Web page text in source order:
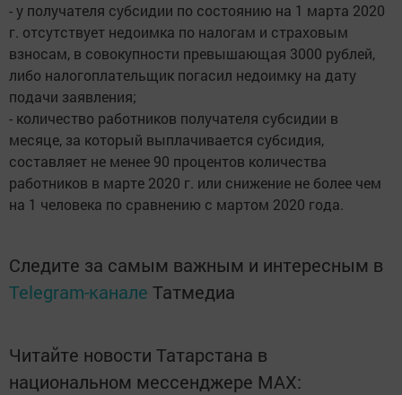
- у получателя субсидии по состоянию на 1 марта 2020
г. отсутствует недоимка по налогам и страховым
взносам, в совокупности превышающая 3000 рублей,
либо налогоплательщик погасил недоимку на дату
подачи заявления;
- количество работников получателя субсидии в
месяце, за который выплачивается субсидия,
составляет не менее 90 процентов количества
работников в марте 2020 г. или снижение не более чем
на 1 человека по сравнению с мартом 2020 года.
Следите за самым важным и интересным в
Telegram-канале Татмедиа
Читайте новости Татарстана в
национальном мессенджере MАХ: